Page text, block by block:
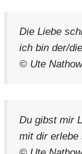
Die Liebe
ich bin der/
© Ute
Du gibst mir
mit dir erlebe